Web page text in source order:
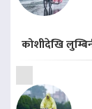
कोशीदेखि